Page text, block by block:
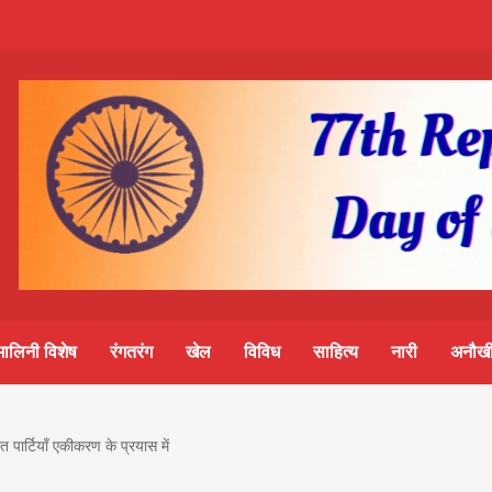
विशेष रंगतरंग खेल विविध साहित्य नारी
पार्टियाँ एकीकरण के प्रयास में